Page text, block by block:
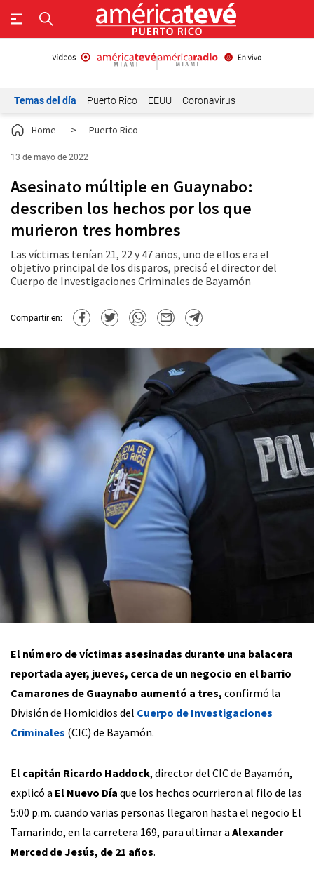
Temas del día Puerto Rico EEUU Coronavirus
Home > Puerto Rico
13 de mayo de 2022
Asesinato múltiple en Guaynabo:
describen los hechos por los que
murieron tres hombres
Las víctimas tenían 21, 22 y 47 años, uno de ellos era el
objetivo principal de los disparos, precisó el director del
Cuerpo de Investigaciones Criminales de Bayamón
Compartir en:
El número de víctimas asesinadas durante una balacera
reportada ayer, jueves, cerca de un negocio en el barrio
Camarones de Guaynabo aumentó a tres, confirmó la
División de Homicidios del Cuerpo de Investigaciones
Criminales (CIC) de Bayamón.
El capitán Ricardo Haddock, director del CIC de Bayamón,
explicó a El Nuevo Día que los hechos ocurrieron al filo de las
5:00 p.m. cuando varias personas llegaron hasta el negocio El
Tamarindo, en la carretera 169, para ultimar a Alexander
Merced de Jesús, de 21 años.